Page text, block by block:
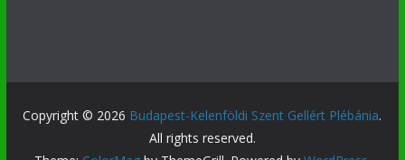
Copyright © 2026 Budapest-Kelenföldi Szent Gellért Plébánia.
All rights reserved.